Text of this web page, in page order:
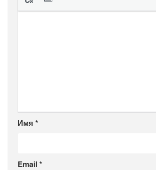
Имя *
Email *